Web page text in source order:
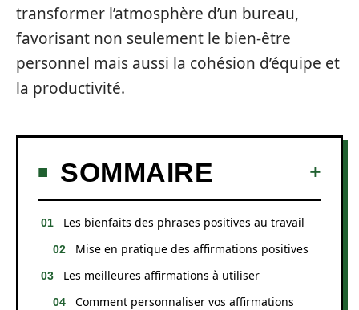
transformer l’atmosphère d’un bureau,
favorisant non seulement le bien-être
personnel mais aussi la cohésion d’équipe et
la productivité.
SOMMAIRE
Les bienfaits des phrases positives au travail
Mise en pratique des affirmations positives
Les meilleures affirmations à utiliser
Comment personnaliser vos affirmations